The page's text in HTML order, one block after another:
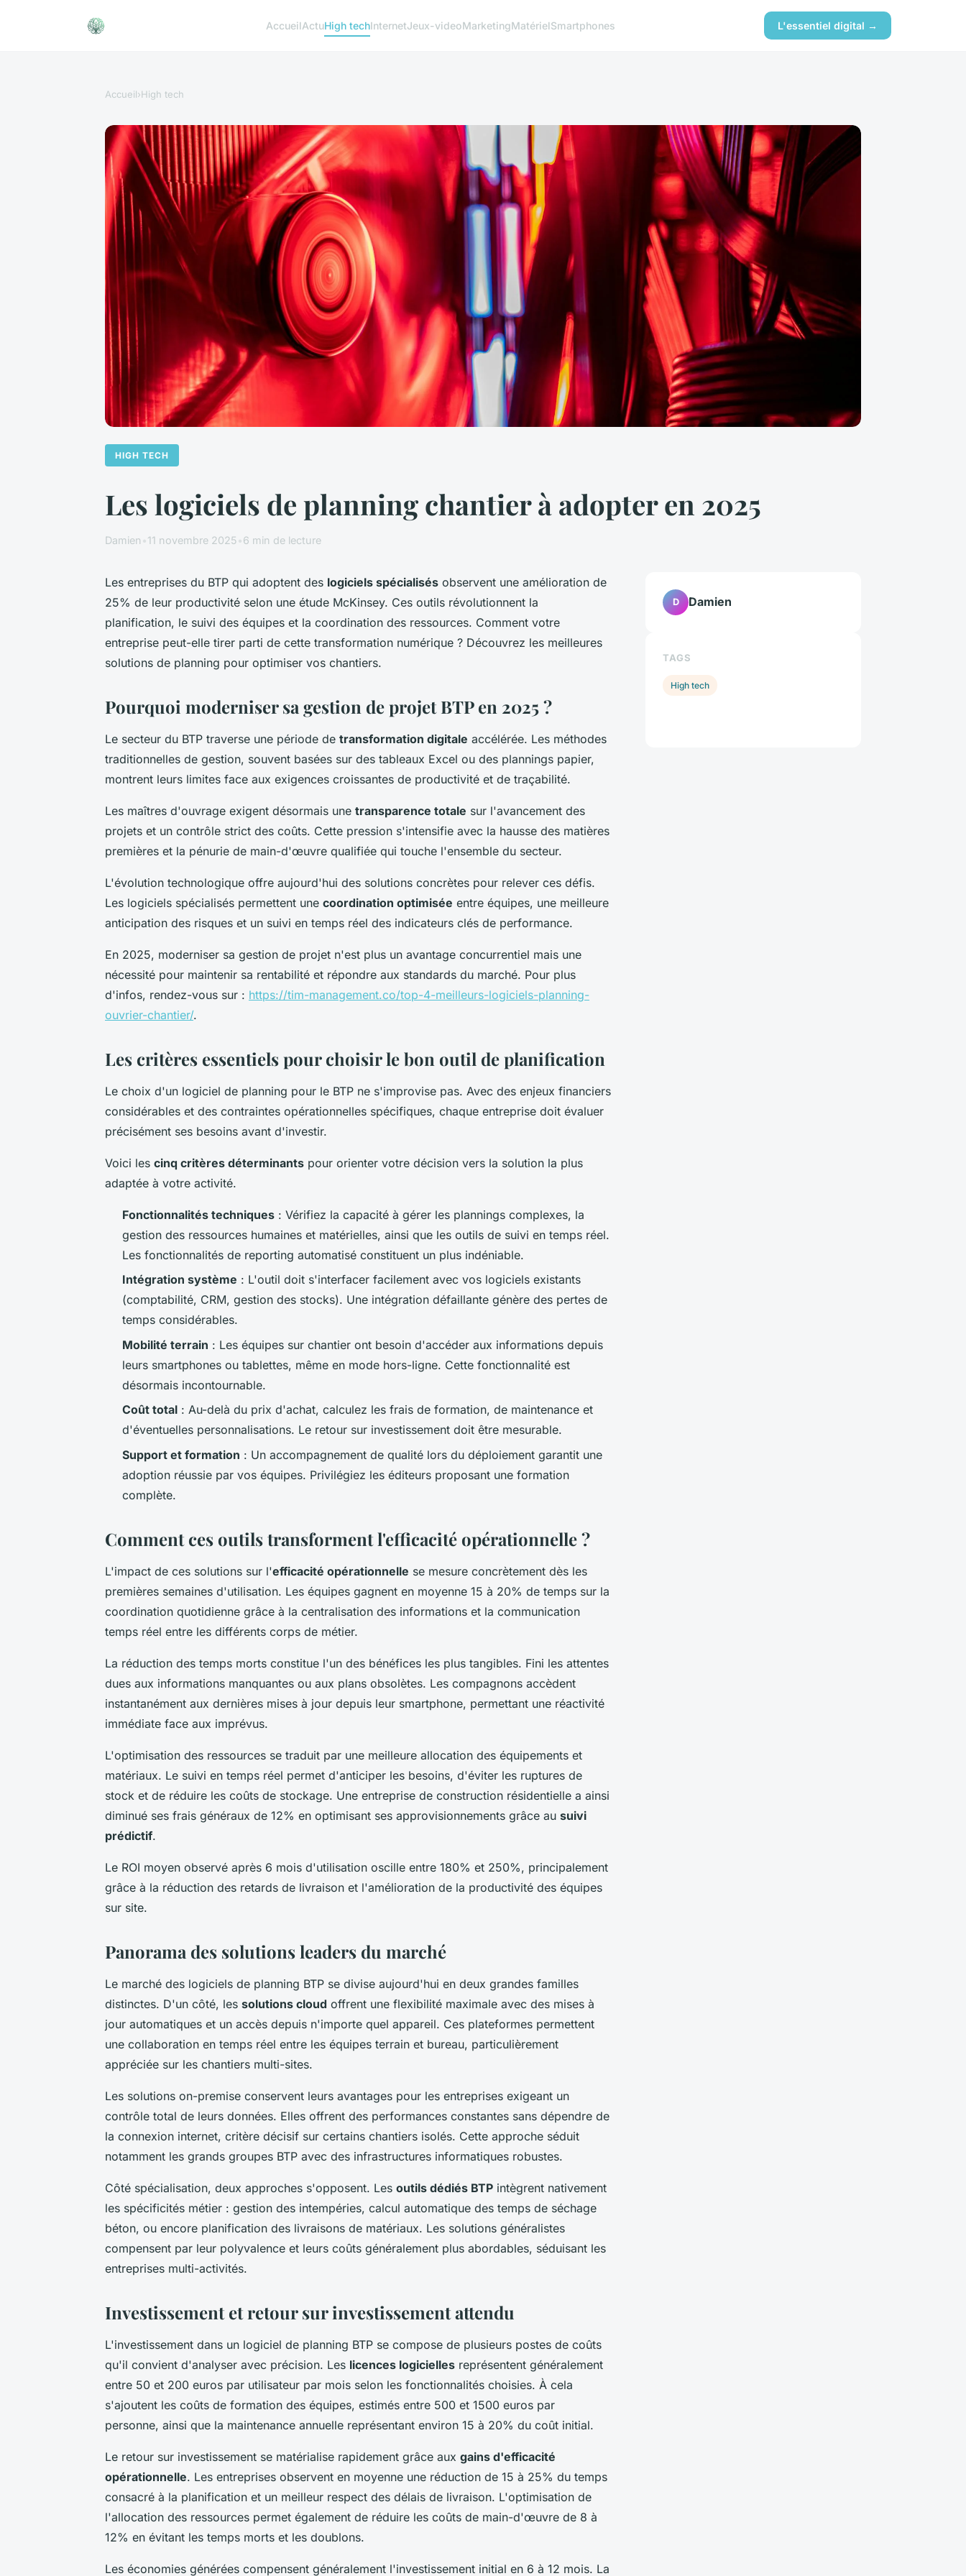
AccueilActuHigh techInternetJeux-videoMarketingMatérielSmartphones L'essentiel digital →
Accueil›High tech
HIGH TECH
Les logiciels de planning chantier à adopter en 2025
Damien •11 novembre 2025•6 min de lecture
Les entreprises du BTP qui adoptent des logiciels spécialisés observent une amélioration de
25% de leur productivité selon une étude McKinsey. Ces outils révolutionnent la
planification, le suivi des équipes et la coordination des ressources. Comment votre
entreprise peut-elle tirer parti de cette transformation numérique ? Découvrez les meilleures
solutions de planning pour optimiser vos chantiers.
Pourquoi moderniser sa gestion de projet BTP en 2025 ?
Le secteur du BTP traverse une période de transformation digitale accélérée. Les méthodes
traditionnelles de gestion, souvent basées sur des tableaux Excel ou des plannings papier,
montrent leurs limites face aux exigences croissantes de productivité et de traçabilité.
Les maîtres d'ouvrage exigent désormais une transparence totale sur l'avancement des
projets et un contrôle strict des coûts. Cette pression s'intensifie avec la hausse des matières
premières et la pénurie de main-d'œuvre qualifiée qui touche l'ensemble du secteur.
L'évolution technologique offre aujourd'hui des solutions concrètes pour relever ces défis.
Les logiciels spécialisés permettent une coordination optimisée entre équipes, une meilleure
anticipation des risques et un suivi en temps réel des indicateurs clés de performance.
En 2025, moderniser sa gestion de projet n'est plus un avantage concurrentiel mais une
nécessité pour maintenir sa rentabilité et répondre aux standards du marché. Pour plus
d'infos, rendez-vous sur : https://tim-management.co/top-4-meilleurs-logiciels-planning-
ouvrier-chantier/.
Les critères essentiels pour choisir le bon outil de planification
Le choix d'un logiciel de planning pour le BTP ne s'improvise pas. Avec des enjeux financiers
considérables et des contraintes opérationnelles spécifiques, chaque entreprise doit évaluer
précisément ses besoins avant d'investir.
Voici les cinq critères déterminants pour orienter votre décision vers la solution la plus
adaptée à votre activité.
Fonctionnalités techniques : Vérifiez la capacité à gérer les plannings complexes, la
gestion des ressources humaines et matérielles, ainsi que les outils de suivi en temps réel.
Les fonctionnalités de reporting automatisé constituent un plus indéniable.
Intégration système : L'outil doit s'interfacer facilement avec vos logiciels existants
(comptabilité, CRM, gestion des stocks). Une intégration défaillante génère des pertes de
temps considérables.
Mobilité terrain : Les équipes sur chantier ont besoin d'accéder aux informations depuis
leurs smartphones ou tablettes, même en mode hors-ligne. Cette fonctionnalité est
désormais incontournable.
Coût total : Au-delà du prix d'achat, calculez les frais de formation, de maintenance et
d'éventuelles personnalisations. Le retour sur investissement doit être mesurable.
Support et formation : Un accompagnement de qualité lors du déploiement garantit une
adoption réussie par vos équipes. Privilégiez les éditeurs proposant une formation
complète.
Comment ces outils transforment l'efficacité opérationnelle ?
L'impact de ces solutions sur l'efficacité opérationnelle se mesure concrètement dès les
premières semaines d'utilisation. Les équipes gagnent en moyenne 15 à 20% de temps sur la
coordination quotidienne grâce à la centralisation des informations et la communication
temps réel entre les différents corps de métier.
La réduction des temps morts constitue l'un des bénéfices les plus tangibles. Fini les attentes
dues aux informations manquantes ou aux plans obsolètes. Les compagnons accèdent
instantanément aux dernières mises à jour depuis leur smartphone, permettant une réactivité
immédiate face aux imprévus.
L'optimisation des ressources se traduit par une meilleure allocation des équipements et
matériaux. Le suivi en temps réel permet d'anticiper les besoins, d'éviter les ruptures de
stock et de réduire les coûts de stockage. Une entreprise de construction résidentielle a ainsi
diminué ses frais généraux de 12% en optimisant ses approvisionnements grâce au suivi
prédictif.
Le ROI moyen observé après 6 mois d'utilisation oscille entre 180% et 250%, principalement
grâce à la réduction des retards de livraison et l'amélioration de la productivité des équipes
sur site.
Panorama des solutions leaders du marché
Le marché des logiciels de planning BTP se divise aujourd'hui en deux grandes familles
distinctes. D'un côté, les solutions cloud offrent une flexibilité maximale avec des mises à
jour automatiques et un accès depuis n'importe quel appareil. Ces plateformes permettent
une collaboration en temps réel entre les équipes terrain et bureau, particulièrement
appréciée sur les chantiers multi-sites.
Les solutions on-premise conservent leurs avantages pour les entreprises exigeant un
contrôle total de leurs données. Elles offrent des performances constantes sans dépendre de
la connexion internet, critère décisif sur certains chantiers isolés. Cette approche séduit
notamment les grands groupes BTP avec des infrastructures informatiques robustes.
Côté spécialisation, deux approches s'opposent. Les outils dédiés BTP intègrent nativement
les spécificités métier : gestion des intempéries, calcul automatique des temps de séchage
béton, ou encore planification des livraisons de matériaux. Les solutions généralistes
compensent par leur polyvalence et leurs coûts généralement plus abordables, séduisant les
entreprises multi-activités.
Investissement et retour sur investissement attendu
L'investissement dans un logiciel de planning BTP se compose de plusieurs postes de coûts
qu'il convient d'analyser avec précision. Les licences logicielles représentent généralement
entre 50 et 200 euros par utilisateur par mois selon les fonctionnalités choisies. À cela
s'ajoutent les coûts de formation des équipes, estimés entre 500 et 1500 euros par
personne, ainsi que la maintenance annuelle représentant environ 15 à 20% du coût initial.
Le retour sur investissement se matérialise rapidement grâce aux gains d'efficacité
opérationnelle. Les entreprises observent en moyenne une réduction de 15 à 25% du temps
consacré à la planification et un meilleur respect des délais de livraison. L'optimisation de
l'allocation des ressources permet également de réduire les coûts de main-d'œuvre de 8 à
12% en évitant les temps morts et les doublons.
Les économies générées compensent généralement l'investissement initial en 6 à 12 mois. La
D Damien
TAGS
High tech